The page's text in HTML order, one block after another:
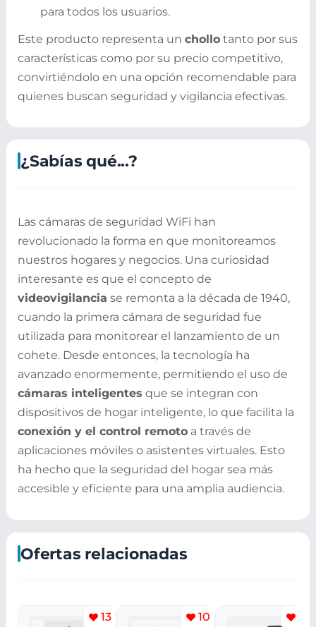
para todos los usuarios.
Este producto representa un chollo tanto por sus
características como por su precio competitivo,
convirtiéndolo en una opción recomendable para
quienes buscan seguridad y vigilancia efectivas.
¿Sabías qué...?
Las cámaras de seguridad WiFi han
revolucionado la forma en que monitoreamos
nuestros hogares y negocios. Una curiosidad
interesante es que el concepto de
videovigilancia se remonta a la década de 1940,
cuando la primera cámara de seguridad fue
utilizada para monitorear el lanzamiento de un
cohete. Desde entonces, la tecnología ha
avanzado enormemente, permitiendo el uso de
cámaras inteligentes que se integran con
dispositivos de hogar inteligente, lo que facilita la
conexión y el control remoto a través de
aplicaciones móviles o asistentes virtuales. Esto
ha hecho que la seguridad del hogar sea más
accesible y eficiente para una amplia audiencia.
Ofertas relacionadas
13 10